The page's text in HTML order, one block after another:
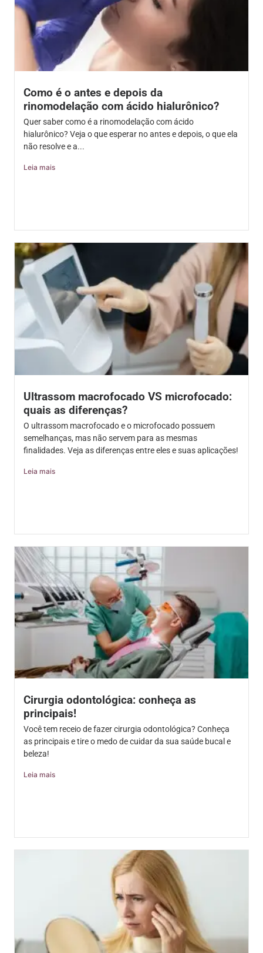
Como é o antes e depois da
rinomodelação com ácido hialurônico?
Quer saber como é a rinomodelação com ácido
hialurônico? Veja o que esperar no antes e depois, o que ela
não resolve e a...
Leia mais
Ultrassom macrofocado VS microfocado:
quais as diferenças?
O ultrassom macrofocado e o microfocado possuem
semelhanças, mas não servem para as mesmas
finalidades. Veja as diferenças entre eles e suas aplicações!
Leia mais
Cirurgia odontológica: conheça as
principais!
Você tem receio de fazer cirurgia odontológica? Conheça
as principais e tire o medo de cuidar da sua saúde bucal e
beleza!
Leia mais